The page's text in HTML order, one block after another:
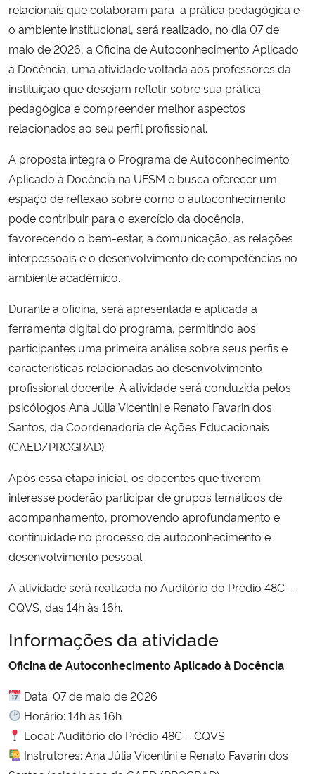
Ministério do Turismo
Ministério do Desenvolvimento Regional
Controladoria-Geral da União
Ministério da Mulher, da Família e dos Direitos Humanos
Secretaria-Geral
Secretaria de Governo
Banco Central do Brasil
relacionais que colaboram para a prática pedagógica e
o ambiente institucional, será realizado, no dia 07 de
maio de 2026, a Oficina de Autoconhecimento Aplicado
à Docência, uma atividade voltada aos professores da
instituição que desejam refletir sobre sua prática
pedagógica e compreender melhor aspectos
relacionados ao seu perfil profissional.
A proposta integra o Programa de Autoconhecimento
Aplicado à Docência na UFSM e busca oferecer um
espaço de reflexão sobre como o autoconhecimento
pode contribuir para o exercício da docência,
favorecendo o bem-estar, a comunicação, as relações
interpessoais e o desenvolvimento de competências no
ambiente acadêmico.
Durante a oficina, será apresentada e aplicada a
ferramenta digital do programa, permitindo aos
participantes uma primeira análise sobre seus perfis e
características relacionadas ao desenvolvimento
profissional docente. A atividade será conduzida pelos
psicólogos Ana Júlia Vicentini e Renato Favarin dos
Santos, da Coordenadoria de Ações Educacionais
(CAED/PROGRAD).
Após essa etapa inicial, os docentes que tiverem
interesse poderão participar de grupos temáticos de
acompanhamento, promovendo aprofundamento e
continuidade no processo de autoconhecimento e
desenvolvimento pessoal.
A atividade será realizada no Auditório do Prédio 48C –
CQVS, das 14h às 16h.
Informações da atividade
Oficina de Autoconhecimento Aplicado à Docência
Data: 07 de maio de 2026
Horário: 14h às 16h
Local: Auditório do Prédio 48C – CQVS
Instrutores: Ana Júlia Vicentini e Renato Favarin dos